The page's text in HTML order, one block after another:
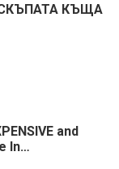
СКЪПАТА КЪЩА
and
In…